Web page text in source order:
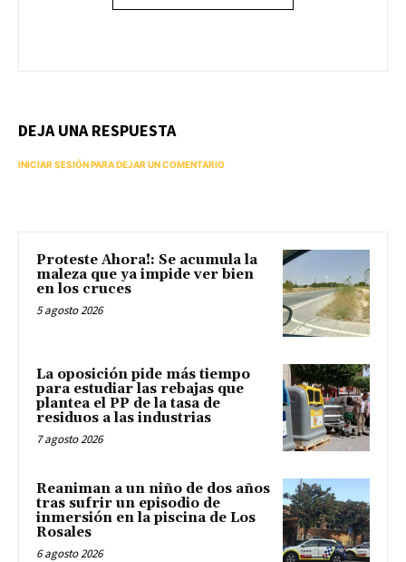
DEJA UNA RESPUESTA
INICIAR SESIÓN PARA DEJAR UN COMENTARIO
Proteste Ahora!: Se acumula la
maleza que ya impide ver bien
en los cruces
5 agosto 2026
La oposición pide más tiempo
para estudiar las rebajas que
plantea el PP de la tasa de
residuos a las industrias
7 agosto 2026
Reaniman a un niño de dos años
tras sufrir un episodio de
inmersión en la piscina de Los
Rosales
6 agosto 2026